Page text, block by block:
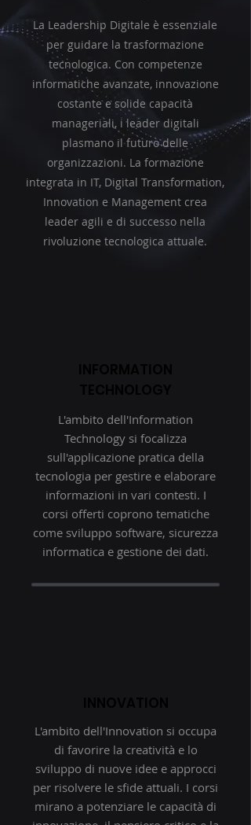
La Leadership Digitale è essenziale
per guidare la trasformazione
tecnologica. Con competenze
informatiche avanzate, innovazione
costante e solide capacità
manageriali, i leader digitali
plasmano il futuro delle
organizzazioni. La formazione
integrata in IT, Digital Transformation,
Innovation e Management crea
leader agili e di successo nella
rivoluzione tecnologica attuale.
L'ambito dell'Information
Technology si focalizza
sull'applicazione pratica della
tecnologia per gestire e elaborare
informazioni in vari contesti. I
corsi offerti coprono tematiche
come sviluppo software, sicurezza
informatica e gestione dei dati.
L'ambito dell'Innovation si occupa
di favorire la creatività e lo
sviluppo di nuove idee e approcci
per risolvere le sfide attuali. I corsi
mirano a potenziare le capacità di